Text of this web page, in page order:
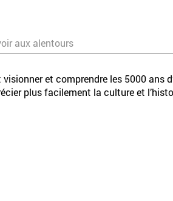
aux alentours
et comprendre les 5000 ans
plus facilement la culture et